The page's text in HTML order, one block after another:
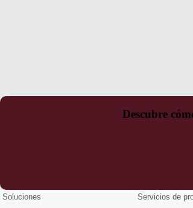
Descubre
Soluciones Servicios de